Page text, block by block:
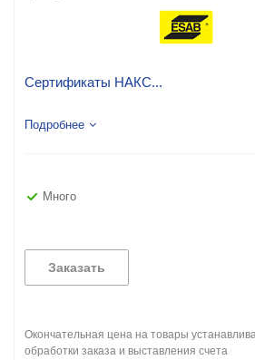
Сертификаты НАКС...
Подробнее
Много
Заказать
Окончательная цена на товары
обработки заказа и выставления счета